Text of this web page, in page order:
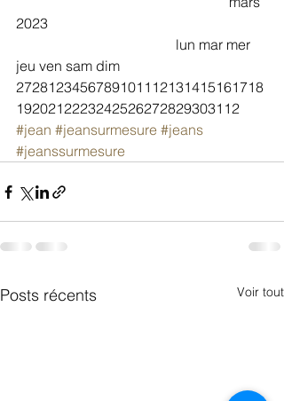
2023
jeu ven sam dim
2728123456789101112131415161718
1920212223242526272829303112
#jean #jeansurmesure #jeans
#jeanssurmesure
Posts récents Voir tout